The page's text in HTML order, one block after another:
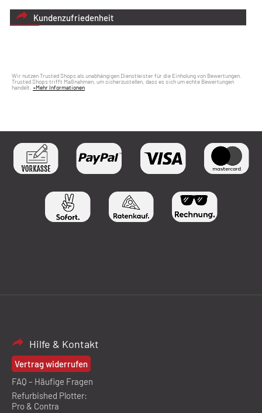
Kundenzufriedenheit
Wir nutzen Trusted Shops als unabhängigen Dienstleister für die Einholung von Bewertungen.
Trusted Shops trifft Maßnahmen, um sicherzustellen, dass es sich um echte Bewertungen
handelt. »Mehr Informationen
Hilfe & Kontakt
Vertrag widerrufen
FAQ – Häufige Fragen
Refurbished Plotter:
Pro & Contra